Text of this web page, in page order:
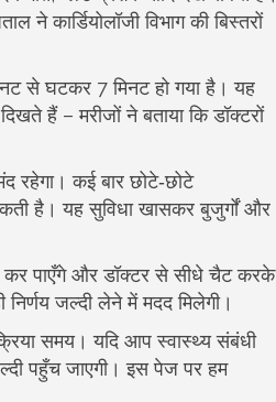
कार्डियोलॉजी विभाग की बिस्तरों
से घटकर 7 मिनट हो गया है। यह
हैं – मरीजों ने बताया कि डॉक्टरों
रहेगा। कई बार छोटे‑छोटे
है। यह सुविधा खासकर बुजुर्गों और
कर पाएँगे और डॉक्टर से सीधे चैट करके
जल्दी लेने में मदद मिलेगी।
समय। यदि आप स्वास्थ्य संबंधी
पहुँच जाएगी। इस पेज पर हम